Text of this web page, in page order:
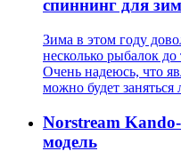
спиннинг для
Зима в этом году
несколько рыбалок
Очень надеюсь, что
можно будет
Norstream
модель